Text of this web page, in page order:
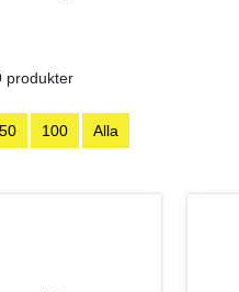
produkter
50 100 Alla